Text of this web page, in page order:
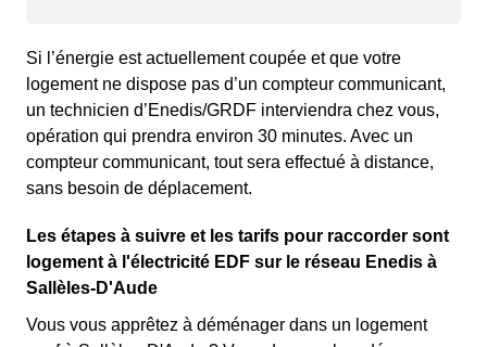
Si l’énergie est actuellement coupée et que votre
logement ne dispose pas d’un compteur communicant,
un technicien d’Enedis/GRDF interviendra chez vous,
opération qui prendra environ 30 minutes. Avec un
compteur communicant, tout sera effectué à distance,
sans besoin de déplacement.
Les étapes à suivre et les tarifs pour raccorder sont
logement à l'électricité EDF sur le réseau Enedis à
Sallèles-D'Aude
Vous vous apprêtez à déménager dans un logement